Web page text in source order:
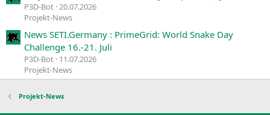
P3D-Bot 20.07.2026
Projekt-News
News SETI.Germany : PrimeGrid: World Snake Day
Challenge 16.-21. Juli
P3D-Bot 11.07.2026
Projekt-News
Projekt-News